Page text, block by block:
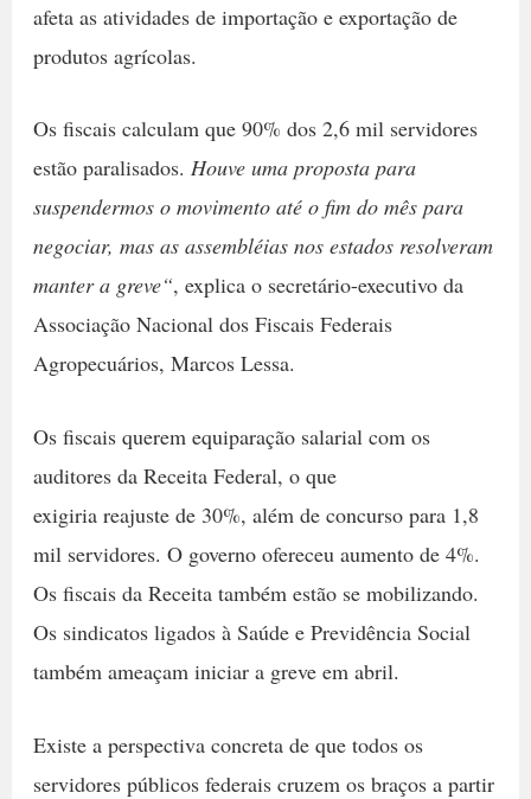
afeta as atividades de importação e exportação de
produtos agrícolas.
Os fiscais calculam que 90% dos 2,6 mil servidores
estão paralisados. Houve uma proposta para
suspendermos o movimento até o fim do mês para
negociar, mas as assembléias nos estados resolveram
manter a greve“, explica o secretário-executivo da
Associação Nacional dos Fiscais Federais
Agropecuários, Marcos Lessa.
Os fiscais querem equiparação salarial com os
auditores da Receita Federal, o que
exigiria reajuste de 30%, além de concurso para 1,8
mil servidores. O governo ofereceu aumento de 4%.
Os fiscais da Receita também estão se mobilizando.
Os sindicatos ligados à Saúde e Previdência Social
também ameaçam iniciar a greve em abril.
Existe a perspectiva concreta de que todos os
servidores públicos federais cruzem os braços a partir